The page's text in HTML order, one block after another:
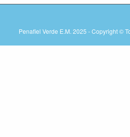
Penafiel Verde E.M. 2025 - Copyright ©